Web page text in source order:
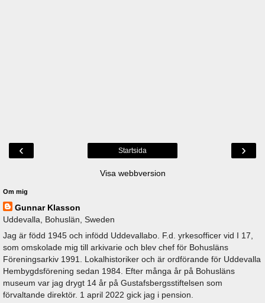
‹ ›
Startsida
Visa webbversion
Om mig
Gunnar Klasson
Uddevalla, Bohuslän, Sweden
Jag är född 1945 och infödd Uddevallabo. F.d. yrkesofficer vid I 17,
som omskolade mig till arkivarie och blev chef för Bohusläns
Föreningsarkiv 1991. Lokalhistoriker och är ordförande för Uddevalla
Hembygdsförening sedan 1984. Efter många år på Bohusläns
museum var jag drygt 14 år på Gustafsbergsstiftelsen som
förvaltande direktör. 1 april 2022 gick jag i pension.